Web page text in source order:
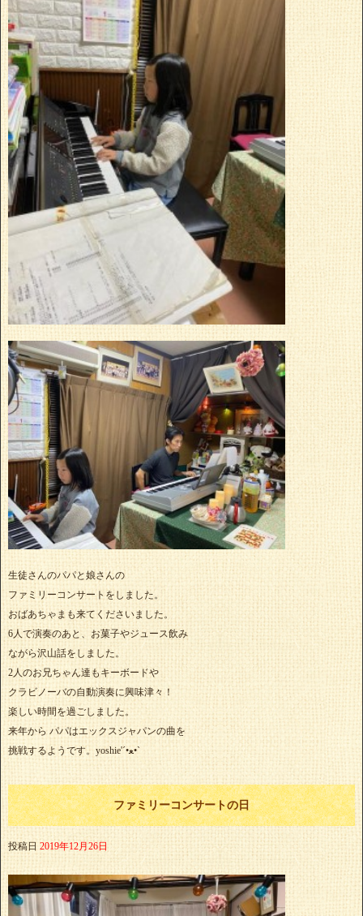
生徒さんのパパと娘さんの
ファミリーコンサートをしました。
おばあちゃまも来てくださいました。
6人で演奏のあと、お菓子やジュース飲み
ながら沢山話をしました。
2人のお兄ちゃん達もキーボードや
クラビノーバの自動演奏に興味津々！
楽しい時間を過ごしました。
来年から パパはエックスジャパンの曲を
挑戦するようです。yoshie'‎´•ﻌ•`
ファミリーコンサートの日
投稿日 2019年12月26日